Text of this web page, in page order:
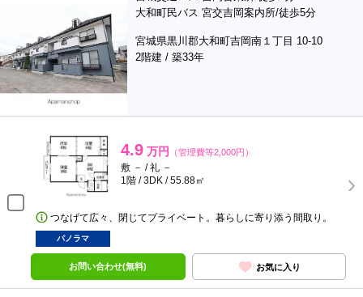
大和町民バス 宮交吉岡案内所/徒歩5分
宮城県黒川郡大和町吉岡南１丁目 10-10
2階建 / 築33年
4.9 万円 （管理費等2,000円）
敷 － / 礼 －
1階 / 3DK / 55.88㎡
つなげて広々、閉じてプライベート。暮らしに寄り添う間取り。
パノラマ
お問い合わせ(無料) お気に入り